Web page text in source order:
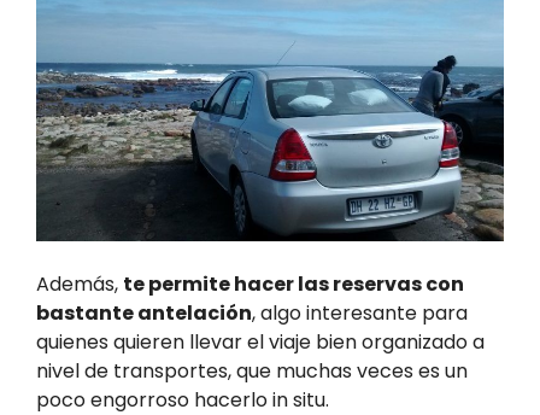
Además, te permite hacer las reservas con
bastante antelación, algo interesante para
quienes quieren llevar el viaje bien organizado a
nivel de transportes, que muchas veces es un
poco engorroso hacerlo in situ.